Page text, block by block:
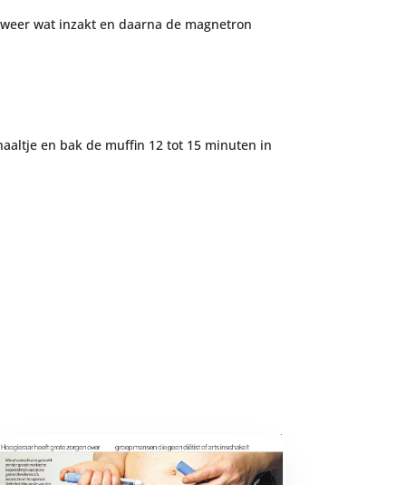
wat inzakt en daarna de magnetron
en bak de muffin 12 tot 15 minuten in